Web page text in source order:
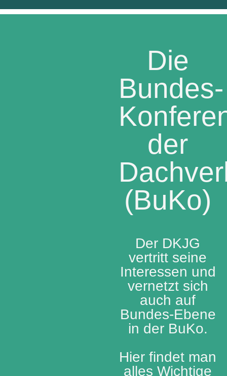
Die
Bundes-
der
(BuKo)
Der DKJG
vertritt seine
Interessen und
vernetzt sich
auch auf
Bundes-Ebene
in der BuKo.
Hier findet man
alles Wichtige